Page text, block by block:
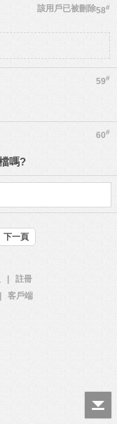
58#
該用戶已被刪除
59#
60#
嗎?
下一頁
註冊
客戶端